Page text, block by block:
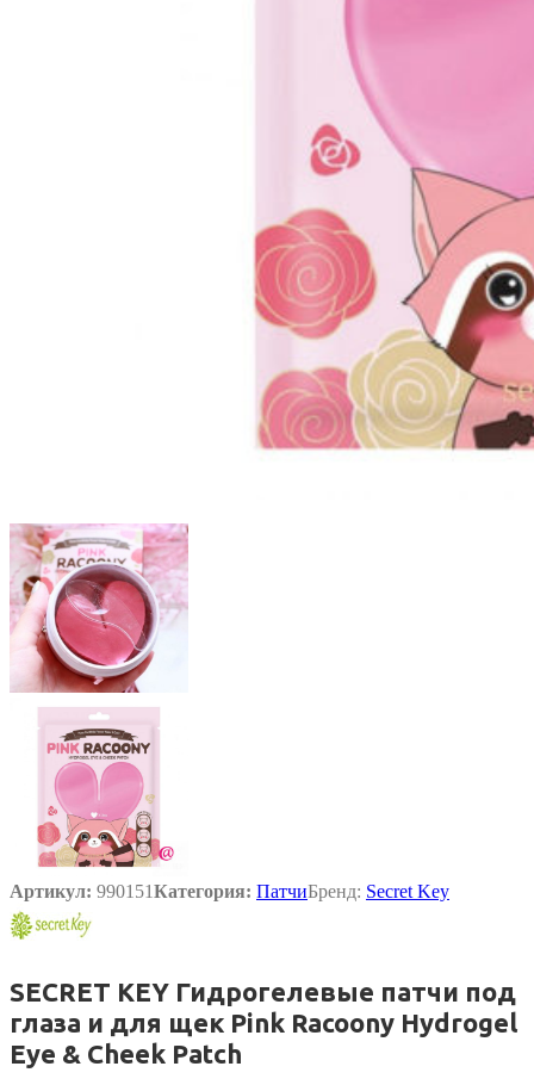
Артикул: 990151Категория: ПатчиБренд: Secret Key
SECRET KEY Гидрогелевые патчи под
глаза и для щек Pink Racoony Hydrogel
Eye & Cheek Patch